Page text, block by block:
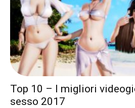
Top 10 – I migliori
sesso 2017